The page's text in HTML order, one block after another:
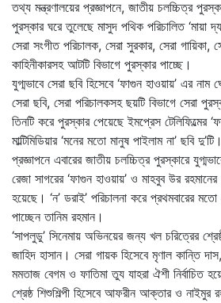
তথ্য মন্ত্রণালয়ের প্রজ্ঞাপনে, জাতীয় চলচ্চিত্র
পুরস্কার ঘরে তুলেছে মাসুদ পথিক পরিচালিত ‘মায়া দ্য
সেরা সংগীত পরিচালক, সেরা সুরকার, সেরা গায়িকা,
কাহিনীকারসহ আটটি বিভাগে পুরস্কার পাচ্ছে।
যুগ্মভাবে সেরা ছবি হিসেবে ‘ফাগুন হাওয়ায়’ এর নাম
সেরা ছবি, সেরা পরিচালকসহ ছয়টি বিভাগে সেরা
তিনটি করে পুরস্কার পেয়েছে ইমপ্রেস টেলিফিল্মের
মাল্টিমিডিয়ার ‘মনের মতো মানুষ পাইলাম না’ ছবি দু’টি।
প্রজ্ঞাপনে এবারের জাতীয় চলচ্চিত্র পুরস্কারে
রেজা সাগরের ‘ফাগুন হাওয়ায়’ ও মাহবুব উর রহমানের
হয়েছে। ‘ন’ ডরাই’ পরিচালনা করে প্রথমবারের
পাচ্ছেন তানিম রহমান।
‘সাপলুডু’ সিনেমায় অভিনয়ের জন্য খল চরিত্রের
জাহিদ হাসান। সেরা গায়ক হিসেবে মৃণাল কান্তি
মমতাজ বেগম ও ফাতিমা তুয যাহরা ঐশী নির্বাচিত
শ্রেষ্ঠ শিশুশিল্পী হিসেবে আফরীন আক্তার ও নাইমুর